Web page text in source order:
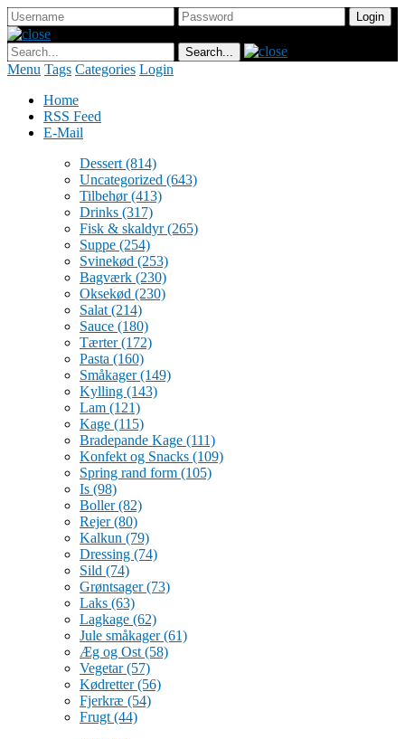
Menu Tags Categories Login
Home
RSS Feed
E-Mail
Dessert (814)
Uncategorized (643)
Tilbehør(413)
Drinks (317)
Fisk & skaldyr(265)
Suppe (254)
Svinekød (253)
Bagværk (230)
Oksekød (230)
Salat (214)
Sauce (180)
Tærter(172)
Pasta (160)
Småkager(149)
Kylling (143)
Lam (121)
Kage (115)
Bradepande Kage (111)
Konfekt og Snacks (109)
Spring rand form (105)
Is (98)
Boller(82)
Rejer(80)
Kalkun (79)
Dressing (74)
Sild (74)
Grøntsager(73)
Laks (63)
Lagkage (62)
Jule småkager(61)
Æg og Ost (58)
Vegetar(57)
Kødretter(56)
Fjerkræ (54)
Frugt (44)